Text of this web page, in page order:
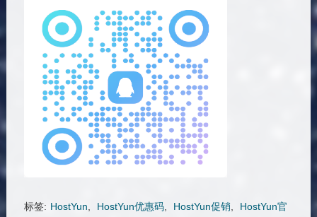
标签: HostYun HostYun优惠码, HostYun促销,
HostYun官